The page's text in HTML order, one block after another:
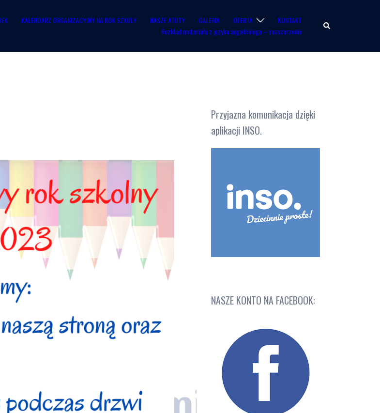
KALENDARZ ORGANIZACYJNY NA ROK SZKOLY NASZE ATUTY GALERIA OFERTA
KONTAKT
Rozkład materiału z języka angielskiego – rozszerzenie
Wyszukiwanie
Przyjazna komunikacja dzięki
aplikacji INSO.
NASZE KONTO NA FACEBOOK: